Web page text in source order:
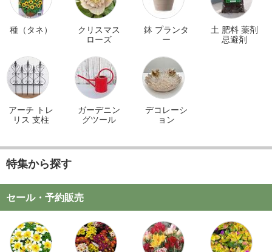
種（タネ）
クリスマス
ローズ
鉢 プランタ
ー
土 肥料 薬剤
忌避剤
アーチ トレ
リス 支柱
ガーデニン
グツール
デコレーシ
ョン
特集から探す
セール・予約販売